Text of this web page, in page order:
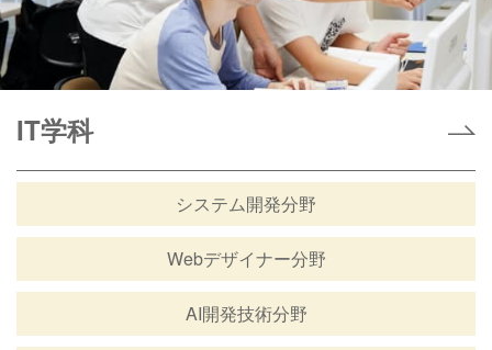
IT学科
システム開発分野
Webデザイナー分野
AI開発技術分野